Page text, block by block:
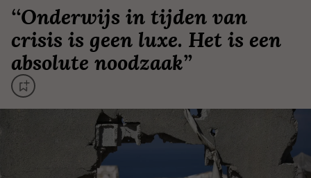
‘‘Onderwijs in tijden van
crisis is geen luxe. Het is een
absolute noodzaak’’